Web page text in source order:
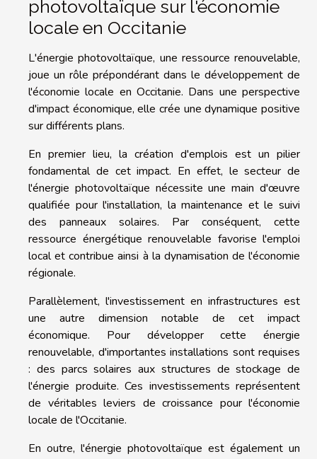
photovoltaïque sur l'économie
locale en Occitanie
L'énergie photovoltaïque, une ressource renouvelable,
joue un rôle prépondérant dans le développement de
l'économie locale en Occitanie. Dans une perspective
d'impact économique, elle crée une dynamique positive
sur différents plans.
En premier lieu, la création d'emplois est un pilier
fondamental de cet impact. En effet, le secteur de
l'énergie photovoltaïque nécessite une main d'œuvre
qualifiée pour l'installation, la maintenance et le suivi
des panneaux solaires. Par conséquent, cette
ressource énergétique renouvelable favorise l'emploi
local et contribue ainsi à la dynamisation de l'économie
régionale.
Parallèlement, l'investissement en infrastructures est
une autre dimension notable de cet impact
économique. Pour développer cette énergie
renouvelable, d'importantes installations sont requises
: des parcs solaires aux structures de stockage de
l'énergie produite. Ces investissements représentent
de véritables leviers de croissance pour l'économie
locale de l'Occitanie.
En outre, l'énergie photovoltaïque est également un